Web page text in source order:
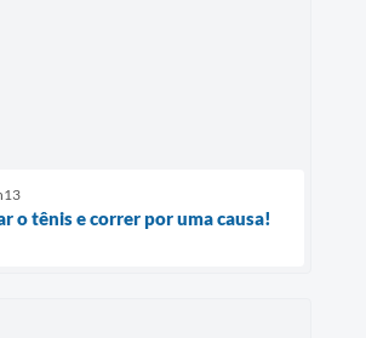
o tênis e correr por uma causa!